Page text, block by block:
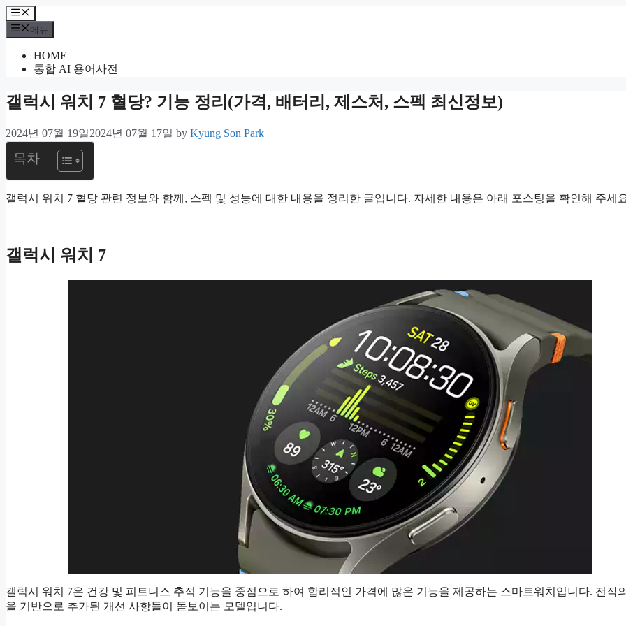
컨
텐
츠
뛰
메
뉴
메뉴
HOME
통합 AI 용어사전
갤럭시 워치 7 혈당? 기능 정리(가격, 배터리, 제스처, 스펙 최신정보)
2024년 07월 19일2024년 07월 17일 by Kyung Son Park
목차
갤럭시 워치 7 혈당 관련 정보와 함께, 스펙 및 성능에 대한 내용을 정리한 글입니다. 자세한 내용은 아래 포스팅을 확인해 주세
갤럭시 워치 7
갤럭시 워치 7은 건강 및 피트니스 추적 기능을 중점으로 하여 합리적인 가격에 많은 기능을 제공하는 스마트워치입니다. 전작
을 기반으로 추가된 개선 사항들이 돋보이는 모델입니다.